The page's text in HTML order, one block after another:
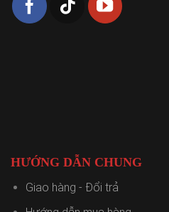
HƯỚNG DẪN CHUNG
Giao hàng - Đổi trả